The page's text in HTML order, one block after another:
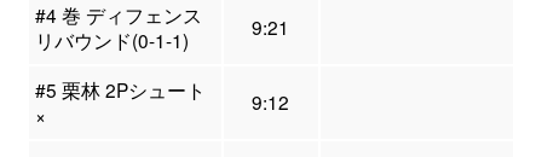
#4 巻 ディフェンス
リバウンド(0-1-1)
9:21
#5 栗林 2Pシュート
×
9:12